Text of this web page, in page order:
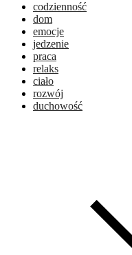
codzienność
dom
emocje
jedzenie
praca
relaks
ciało
rozwój
duchowość